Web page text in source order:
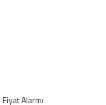
Fiyat Alarmı